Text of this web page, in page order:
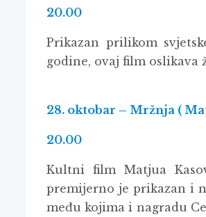
20.00
Prikazan prilikom
godine, ovaj film
28. oktobar – Mržnja (
20.00
Kultni film Matjua
premijerno je prikazan i
među kojima i nagradu